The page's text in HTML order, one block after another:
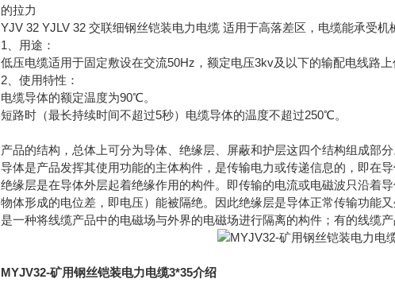
的拉力
YJV 32 YJLV 32 交联细钢丝铠装电力电缆 适用于高落差区，电缆能承受机
1、用途：
低压电缆适用于固定敷设在交流50Hz，额定电压3kv及以下的输配电线路上
2、使用特性：
电缆导体的额定温度为90℃。
短路时（最长持续时间不超过5秒）电缆导体的温度不超过250℃。
产品的结构，总体上可分为导体、绝缘层、屏蔽和护层这四个结构组成部分
导体是产品发挥其使用功能的主体构件，是传输电力或传递信息的，即在导
绝缘层是在导体外层起着绝缘作用的构件。即传输的电流或电磁波只沿着
物体形成的电位差，即电压）能被隔绝。因此绝缘层是导体正常传输功能
是一种将线缆产品中的电磁场与外界的电磁场进行隔离的构件；有的线缆
MYJV32-矿用钢丝铠装电力电缆3*35介绍